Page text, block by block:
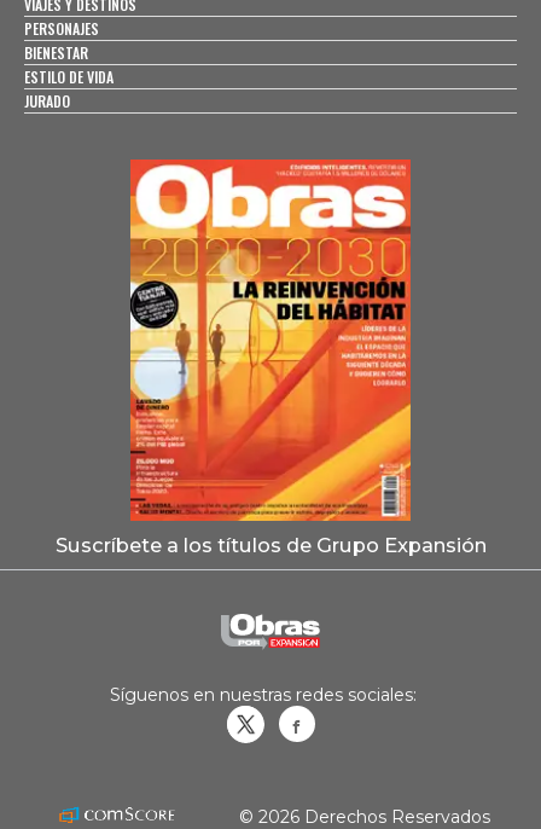
VIAJES Y DESTINOS
PERSONAJES
BIENESTAR
ESTILO DE VIDA
JURADO
Suscríbete a los títulos de Grupo Expansión
Síguenos en nuestras redes sociales:
© 2026 Derechos Reservados